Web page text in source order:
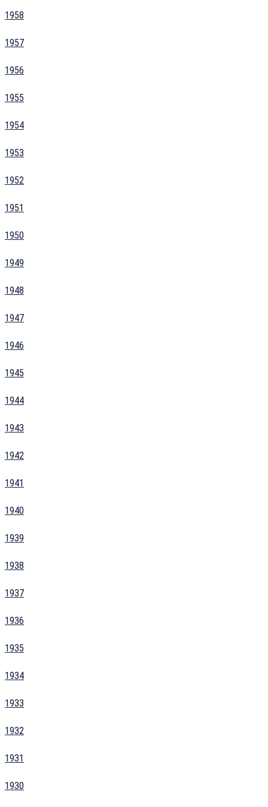
1958
1957
1956
1955
1954
1953
1952
1951
1950
1949
1948
1947
1946
1945
1944
1943
1942
1941
1940
1939
1938
1937
1936
1935
1934
1933
1932
1931
1930